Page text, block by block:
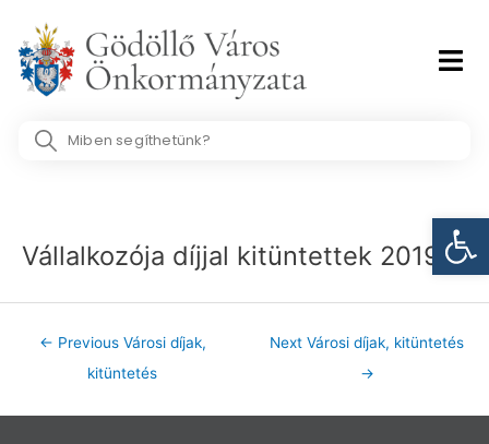
content
Search
Vállalkozója díjjal kitüntettek 2019
← Previous Városi díjak,
kitüntetés
Next Városi díjak, kitüntetés
→